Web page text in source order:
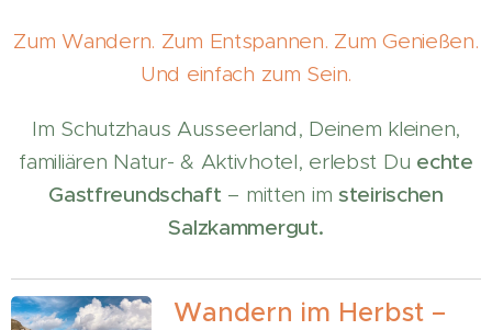
Zum Wandern. Zum Entspannen. Zum Genießen.
Und einfach zum Sein.
Im Schutzhaus Ausseerland, Deinem kleinen,
familiären Natur- & Aktivhotel, erlebst Du echte
Gastfreundschaft – mitten im steirischen
Salzkammergut.
Wandern im Herbst –